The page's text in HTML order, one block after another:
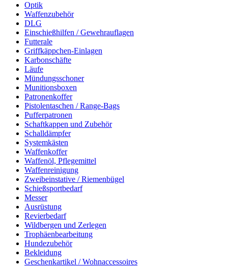
Optik
Waffenzubehör
DLG
Einschießhilfen / Gewehrauflagen
Futterale
Griffkäppchen-Einlagen
Karbonschäfte
Läufe
Mündungsschoner
Munitionsboxen
Patronenkoffer
Pistolentaschen / Range-Bags
Pufferpatronen
Schaftkappen und Zubehör
Schalldämpfer
Systemkästen
Waffenkoffer
Waffenöl, Pflegemittel
Waffenreinigung
Zweibeinstative / Riemenbügel
Schießsportbedarf
Messer
Ausrüstung
Revierbedarf
Wildbergen und Zerlegen
Trophäenbearbeitung
Hundezubehör
Bekleidung
Geschenkartikel / Wohnaccessoires